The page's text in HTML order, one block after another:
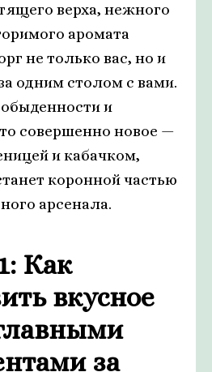
верха, нежного
аромата
не только вас, но и
одним столом с вами.
и
совершенно новое —
и кабачком,
коронной частью
арсенала.
Как
вкусное
за